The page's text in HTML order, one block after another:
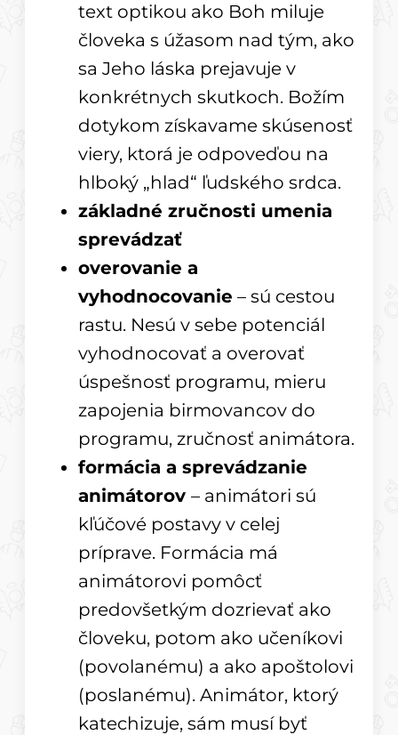
text optikou ako Boh miluje
človeka s úžasom nad tým, ako
sa Jeho láska prejavuje v
konkrétnych skutkoch. Božím
dotykom získavame skúsenosť
viery, ktorá je odpoveďou na
hlboký „hlad“ ľudského srdca.
základné zručnosti umenia
sprevádzať
overovanie a
vyhodnocovanie – sú cestou
rastu. Nesú v sebe potenciál
vyhodnocovať a overovať
úspešnosť programu, mieru
zapojenia birmovancov do
programu, zručnosť animátora.
formácia a sprevádzanie
animátorov – animátori sú
kľúčové postavy v celej
príprave. Formácia má
animátorovi pomôcť
predovšetkým dozrievať ako
človeku, potom ako učeníkovi
(povolanému) a ako apoštolovi
(poslanému). Animátor, ktorý
katechizuje, sám musí byť